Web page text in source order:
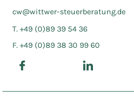
cw@wittwer-steuerberatung.de
T. +49 (0)89 39 54 36
F. +49 (0)89 38 30 99 60